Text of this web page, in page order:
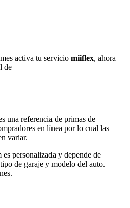
activa tu servicio miiflex, ahora
de
una referencia de primas de
en línea por lo cual las
variar.
personalizada y depende de
de garaje y modelo del auto.